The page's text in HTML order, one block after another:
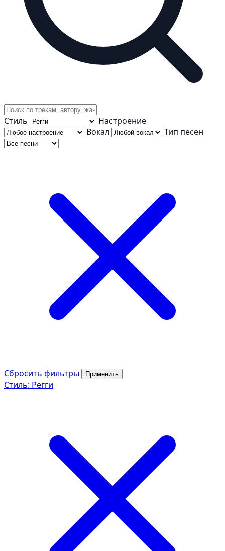
Стиль
Настроение
Вокал
Тип песен
Сбросить фильтры Применить
Стиль: Регги